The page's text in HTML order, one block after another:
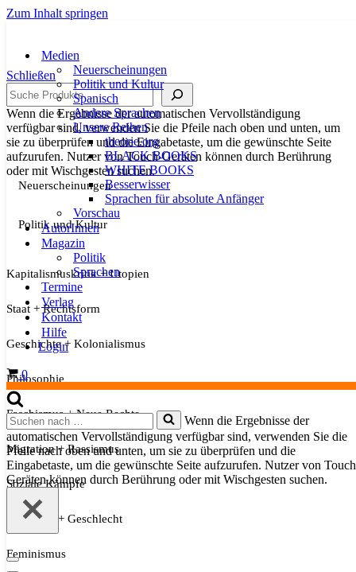
Zum Inhalt springen
Medien
Neuerscheinungen
Politik und Kultur
Spanisch
Andere Sprachen
Unsere Reihen
theorie.org
BLACK BOOKS
WHITE BOOKS
Besserwisser
Sprachen für absolute Anfänger
Vorschau
AutorInnen
Magazin
Politik
Sprachen
Termine
Verlag
Kontakt
Hilfe
Login
Warenkorb
0
Suchen
nach …
Wenn die Ergebnisse der
automatischen Vervollständigung verfügbar sind, verwenden Sie die
Pfeile nach oben und unten, um sie zu überprüfen und die
Eingabetaste, um die gewünschte Seite aufzurufen. Nutzer von
Geräten können durch Berührung oder mit Wischgesten suchen.
Navigationsmenü
Schließen
Suche
Wenn die Ergebnisse der automatischen Vervollständigung
verfügbar sind, verwenden Sie die Pfeile nach oben und unten, um
sie zu überprüfen und die Eingabetaste, um die gewünschte Seite
aufzurufen. Nutzer von Touch-Geräten können durch Berührung
oder mit Wischgesten suchen.
Neuerscheinungen
Politik und Kultur
Kapitalismuskritik + Utopien
Staat + Rechtsform
Geschichte + Kolonialismus
Philosophie
Faschismus + Neue Rechte
Migration + Rassismus
Soziale Kämpfe
Sexualität + Geschlecht
Feminismus